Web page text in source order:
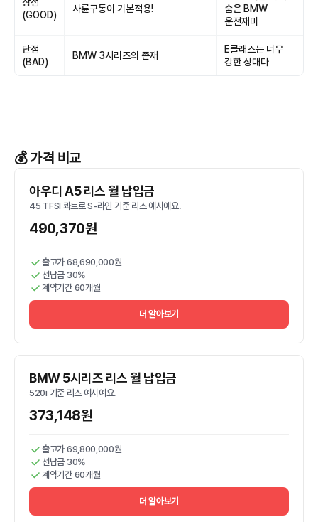
(GOOD)
사륜구동이 기본적용!
숨은 BMW
운전재미
단점
(BAD)
BMW 3시리즈의 존재
E클래스는 너무
강한 상대다
💰 가격 비교
아우디 A5 리스 월 납입금
45 TFSI 콰트로 S-라인 기준 리스 예시예요.
490,370원
출고가 68,690,000원
선납금 30%
계약기간 60개월
더 알아보기
BMW 5시리즈 리스 월 납입금
520i 기준 리스 예시예요.
373,148원
출고가 69,800,000원
선납금 30%
계약기간 60개월
더 알아보기